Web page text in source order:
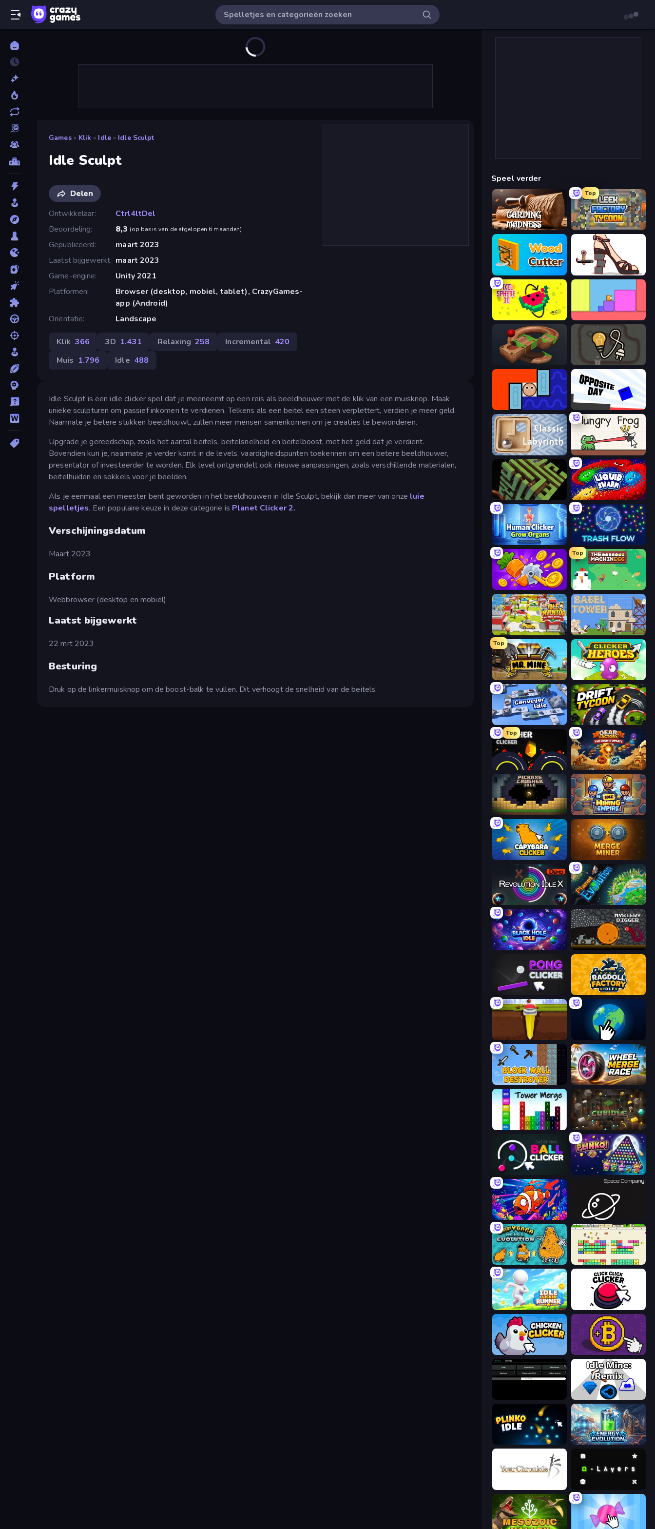
Games » Klik » Idle » Idle Sculpt
Idle Sculpt
Delen
Ontwikkelaar
Ctrl4ltDel
Beoordeling
8,3 (op basis van de afgelopen 6 maanden)
Gepubliceerd
maart 2023
Laatst bijgewerkt maart 2023
Game-engine
Unity 2021
Platformen
Browser (desktop, mobiel, tablet), CrazyGames-
app (Android)
Oriëntatie
Landscape
Klik 366 3D 1.431 Relaxing 258 Incremental 420
Muis 1.796 Idle 488
Idle Sculpt is een idle clicker spel dat je meeneemt op een reis als beeldhouwer met de klik van een muisknop. Maak
unieke sculpturen om passief inkomen te verdienen. Telkens als een beitel een steen verplettert, verdien je meer geld.
Naarmate je betere stukken beeldhouwt, zullen meer mensen samenkomen om je creaties te bewonderen.
Upgrade je gereedschap, zoals het aantal beitels, beitelsnelheid en beitelboost, met het geld dat je verdient.
Bovendien kun je, naarmate je verder komt in de levels, vaardigheidspunten toekennen om een betere beeldhouwer,
presentator of investeerder te worden. Elk level ontgrendelt ook nieuwe aanpassingen, zoals verschillende materialen,
beitelhuiden en sokkels voor je beelden.
Als je eenmaal een meester bent geworden in het beeldhouwen in Idle Sculpt, bekijk dan meer van onze luie
spelletjes. Een populaire keuze in deze categorie is Planet Clicker 2.
Verschijningsdatum
Maart 2023
Platform
Webbrowser (desktop en mobiel)
Laatst bijgewerkt
22 mrt 2023
Besturing
Druk op de linkermuisknop om de boost-balk te vullen. Dit verhoogt de snelheid van de beitels.
Speel verder
Carving Madness
Top
Leek Factory Tycoon
Wood Cutter - Saw Kakato Otoshi
Pixel Sphere 3D
Marble Run Light The Lamp
Lava and Aqua Opposite Day
Classic Labyrinth 3D Hungry Frog
Maze Planet 3D Liquid Swarm
Human Clicker: Grow Organs Trash Flow
Farm Ring Idle
Top
The MachinEGG
Idle Inventor Babel Tower
Top
Mr. Mine Clicker Heroes
Conveyor Idle Drift Tycoon
Top
Crusher Clicker Gear Factory
Pickaxe Crusher Idle Idle Mining Empire
Capybara Clicker Merge Miner
Revolution Idle X Planet Evolution: Idle Clicker
Black Hole Idle Mystery Digger
Pong Clicker Ragdoll Factory Idle
Pen Dig Planet Clicker 2
Block Wall Destroyer Wheel Merge Race
Tower Merge Cubidle
Satisfying Ball Clicker PLINKO!
Fish Catch Idle Space Company
Capybara Merge Evolution Idle Breakout
Idle Clicker Runner Click Click Clicker
Chicken Clicker Money Maker
Idle Mine: Remix
Plinko Idle Energy Evolution
Omega Layers